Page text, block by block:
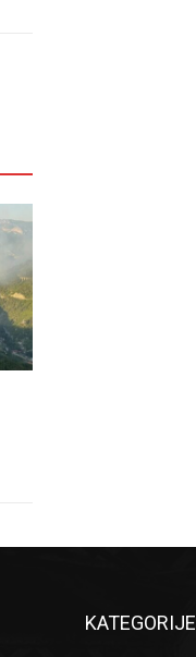
KATEGORIJE